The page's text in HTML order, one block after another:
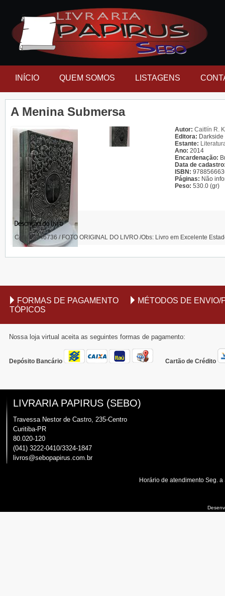
INÍCIO QUEM SOMOS LISTAGENS
A Menina Submersa
Autor: Caitlín R.
Editora: Darkside
Estante:
Ano: 2014
Encardenação:
Data de
ISBN:
Páginas: Não
Peso: 530.0 (gr)
Cod. 33446736 / FOTO ORIGINAL DO LIVRO /Obs: Livro em Excelente
FORMAS DE PAGAMENTO
MÉTODOS DE
TÓPICOS
Nossa loja virtual aceita as seguintes formas de pagamento:
Depósito Bancário Cartão de Crédito
LIVRARIA PAPIRUS (SEBO)
Travessa Nestor de Castro, 235-Centro
Curitiba-PR
80.020-120
(041) 3222-0410/3324-1847
livros@sebopapirus.com.br
Horário de atendimento Seg.